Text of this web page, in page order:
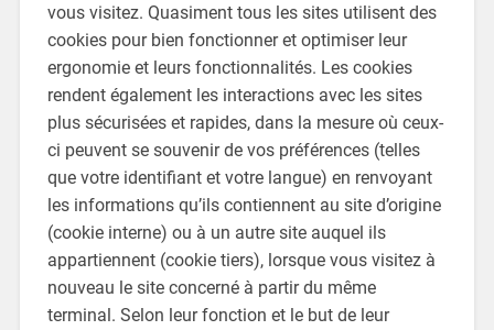
vous visitez. Quasiment tous les sites utilisent des
cookies pour bien fonctionner et optimiser leur
ergonomie et leurs fonctionnalités. Les cookies
rendent également les interactions avec les sites
plus sécurisées et rapides, dans la mesure où ceux-
ci peuvent se souvenir de vos préférences (telles
que votre identifiant et votre langue) en renvoyant
les informations qu’ils contiennent au site d’origine
(cookie interne) ou à un autre site auquel ils
appartiennent (cookie tiers), lorsque vous visitez à
nouveau le site concerné à partir du même
terminal. Selon leur fonction et le but de leur